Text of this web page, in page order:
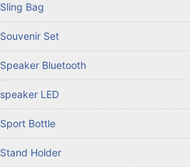
Sling Bag
Souvenir Set
Speaker Bluetooth
speaker LED
Sport Bottle
Stand Holder